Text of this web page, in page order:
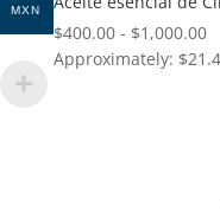
$400.00 - $1,000.00
Approximately:
MXN